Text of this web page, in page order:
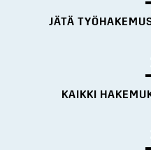
JÄTÄ
KAIKKI